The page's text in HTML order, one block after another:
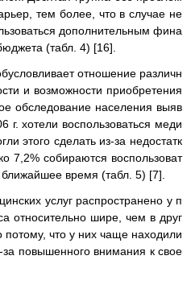
тем более, что в случае не
дополнительным фина
(табл. 4) [16].
отношение различн
и возможности приобретения
обследование населения выяв
г. хотели воспользоваться меди
этого сделать из-за недостатк
7,2% собираются воспользоват
время (табл. 5) [7].
услуг распространено у п
относительно шире, чем в друг
потому, что у них чаще находили
за повышенного внимания к свое